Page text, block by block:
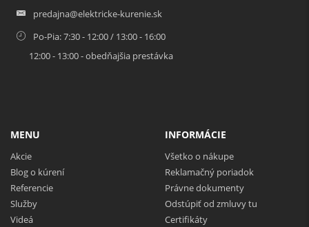
predajna@elektricke-kurenie.sk
Po-Pia: 7:30 - 12:00 / 13:00 - 16:00
12:00 - 13:00 - obedňajšia prestávka
MENU
Akcie
Blog o kúrení
Referencie
Služby
Videá
INFORMÁCIE
Všetko o nákupe
Reklamačný poriadok
Právne dokumenty
Odstúpiť od zmluvy tu
Certifikáty